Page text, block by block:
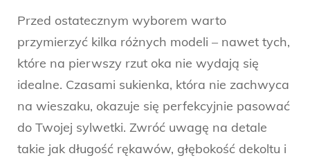
Przed ostatecznym wyborem warto
przymierzyć kilka różnych modeli – nawet tych,
które na pierwszy rzut oka nie wydają się
idealne. Czasami sukienka, która nie zachwyca
na wieszaku, okazuje się perfekcyjnie pasować
do Twojej sylwetki. Zwróć uwagę na detale
takie jak długość rękawów, głębokość dekoltu i